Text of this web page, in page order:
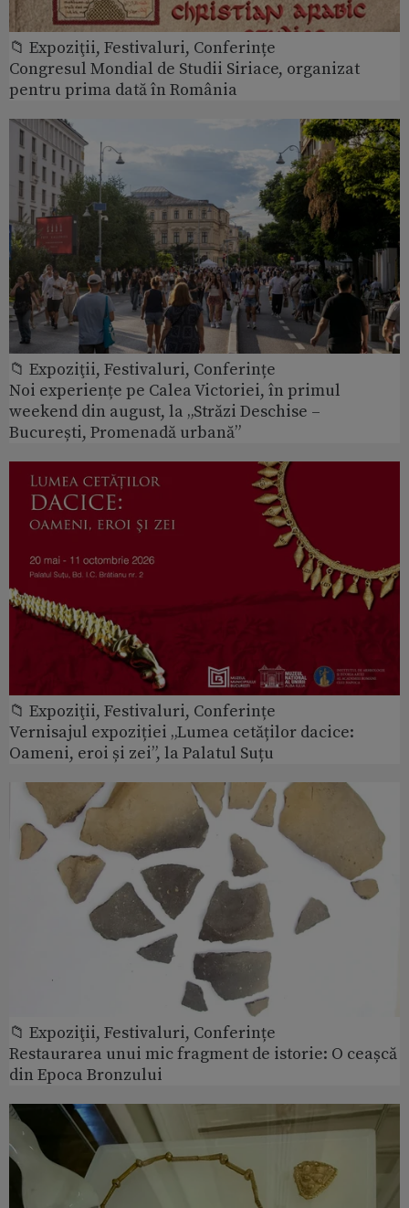
📁 Expoziţii, Festivaluri, Conferințe
Congresul Mondial de Studii Siriace, organizat
pentru prima dată în România
📁 Expoziţii, Festivaluri, Conferințe
Noi experiențe pe Calea Victoriei, în primul
weekend din august, la „Străzi Deschise –
București, Promenadă urbană”
📁 Expoziţii, Festivaluri, Conferințe
Vernisajul expoziției „Lumea cetăților dacice:
Oameni, eroi și zei”, la Palatul Suțu
📁 Expoziţii, Festivaluri, Conferințe
Restaurarea unui mic fragment de istorie: O ceașcă
din Epoca Bronzului